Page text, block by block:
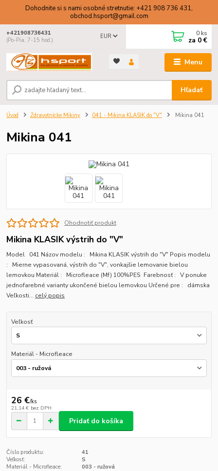
Dohodnite si s nami osobné stretnutie: +421 908 736 431,
obchod.hsport@gmail.com
Menu
EUR
Hľadať
+421908736431
(Po-Pia, 7-15 hod.)
0 ks
za 0 €
Úvod Zdravotnícke Mikiny 041 - Mikina KLASIK do "V" Mikina 041
Mikina 041
Ohodnotiť produkt
Mikina KLASIK výstrih do "V"
Model 041 Názov modelu : Mikina KLASIK výstrih do "V" Popis modelu
: Mierne vypasovaná, výstrih do "V", vonkajšie lemovanie bielou
lemovkou Materiál : Microfleace (Mf) 100%PES Farebnosť : V ponuke
jednofarebné varianty ukončené bielou lemovkou Určené pre : dámska
Veľkosti... celý popis
Veľkosť
Materiál - Microfleace
26 €/ks
21,14 € bez DPH
Pridať do košíka
Číslo produktu:
41
Veľkosť:
S
Materiál - Microfleace:
003 - ružová